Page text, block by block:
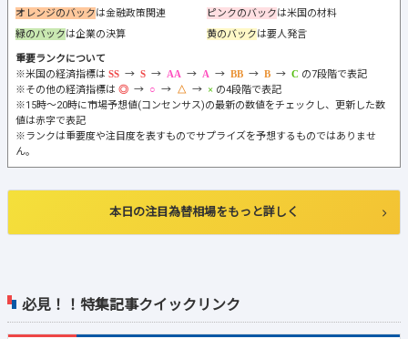
必見！！特集記事クイックリンク
オレンジのバックは金融政策関連 ピンクのバックは米国の材料
緑のバックは企業の決算 黄のバックは要人発言
重要ランクについて
※米国の経済指標は
→ → → → → →
の7段階で表記
※その他の経済指標は
→ → →
の4段階で表記
※15時～20時に市場予想値(コンセンサス)の最新の数値をチェックし、更新した数
値は赤字で表記
※ランクは重要度や注目度を表すものでサプライズを予想するものではありませ
ん。
本日の注目為替相場をもっと詳しく